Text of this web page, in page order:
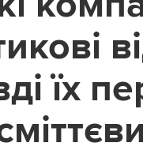
їх